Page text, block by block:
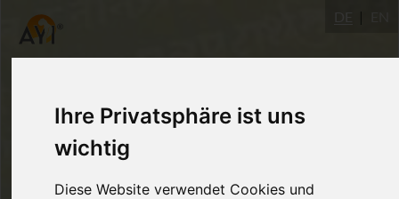
Ihre Privatsphäre ist uns
wichtig
Diese Website verwendet Cookies und